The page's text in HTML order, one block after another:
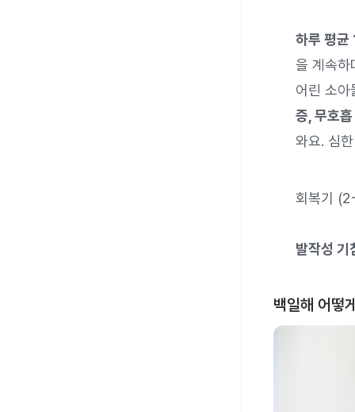
하루 평균
을 계속
어린 소
증, 무호
와요. 심
회복기
발작성 기
백일해 어떻